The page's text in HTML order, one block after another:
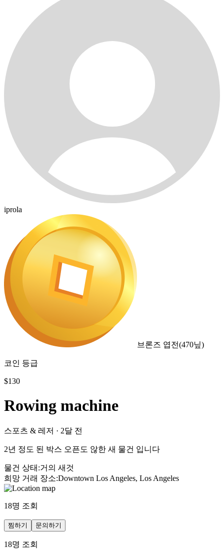
iprola
브론즈 엽전(470닢)
코인 등급
$130
Rowing machine
스포츠 & 레저 · 2달 전
2년 정도 된 박스 오픈도 않한 새 물건 입니다
물건 상태 :거의 새것
희망 거래 장소:Downtown Los Angeles, Los Angeles
18명 조회
찜하기 문의하기
18명 조회